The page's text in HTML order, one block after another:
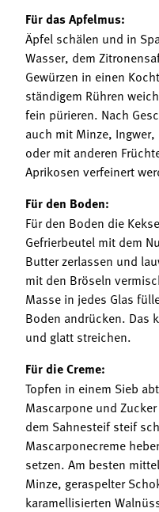
Für das Apfelmus:
Äpfel schälen und in
Wasser, dem
Gewürzen in einen
ständigem Rühren
fein pürieren. Nach
auch mit Minze,
oder mit anderen
Aprikosen verfeinert
Für den Boden:
Für den Boden die
Gefrierbeutel mit dem
Butter zerlassen und
mit den Bröseln
Masse in jedes Glas
Boden andrücken. Das
und glatt streichen.
Für die Creme:
Topfen in einem Sieb
Mascarpone und
dem Sahnesteif steif
Mascarponecreme
setzen. Am besten
Minze, geraspelter
karamellisierten